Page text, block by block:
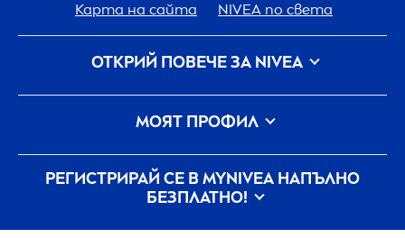
Карта на сайта
NIVEA по света
ОТКРИЙ ПОВЕЧЕ ЗА NIVEA
Кариера Грижа наNIVEAза планетата
Свържи се с нас
МОЯТ ПРОФИЛ
Вход myNIVEA
РЕГИСТРИРАЙ СЕ В MYNIVEA НАПЪЛНО
БЕЗПЛАТНО!
Всички актуални новини, съвети,